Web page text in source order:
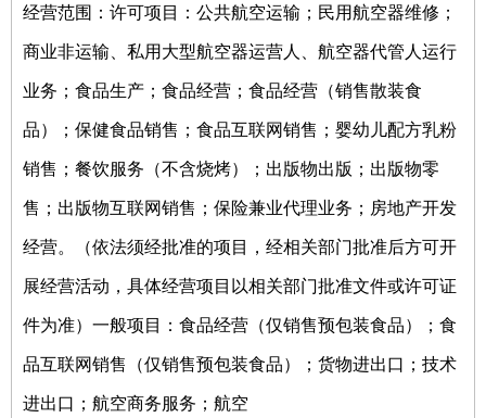
经营范围：许可项目：公共航空运输；民用航空器维修；
商业非运输、私用大型航空器运营人、航空器代管人运行
业务；食品生产；食品经营；食品经营（销售散装食
品）；保健食品销售；食品互联网销售；婴幼儿配方乳粉
销售；餐饮服务（不含烧烤）；出版物出版；出版物零
售；出版物互联网销售；保险兼业代理业务；房地产开发
经营。（依法须经批准的项目，经相关部门批准后方可开
展经营活动，具体经营项目以相关部门批准文件或许可证
件为准）一般项目：食品经营（仅销售预包装食品）；食
品互联网销售（仅销售预包装食品）；货物进出口；技术
进出口；航空商务服务；航空